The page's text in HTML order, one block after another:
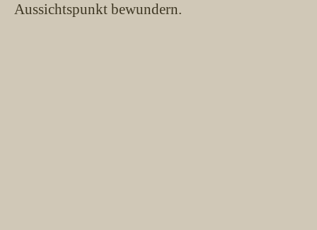
Aussichtspunkt bewundern.